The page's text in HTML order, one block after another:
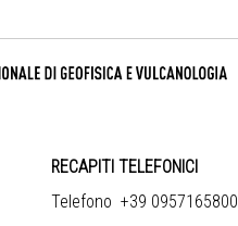
RECAPITI TELEFONICI
Telefono +39 0957165800